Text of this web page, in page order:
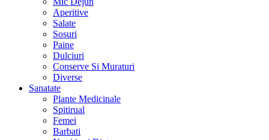
Aperitive
Salate
Sosuri
Paine
Dulciuri
Conserve Si Muraturi
Diverse
Sanatate
Plante Medicinale
Spitirual
Femei
Barbati